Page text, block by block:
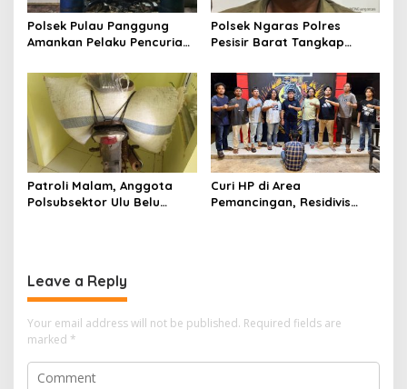
Polsek Pulau Panggung
Amankan Pelaku Pencurian
Bendungan Batu Tegi
Polsek Ngaras Polres
Pesisir Barat Tangkap
ke Bangka Belitung
Patroli Malam, Anggota
Polsubsektor Ulu Belu
Curi HP di Area
Pemancingan, Residivis
Leave a Reply
Your email address will not be published. Required fields are
marked *